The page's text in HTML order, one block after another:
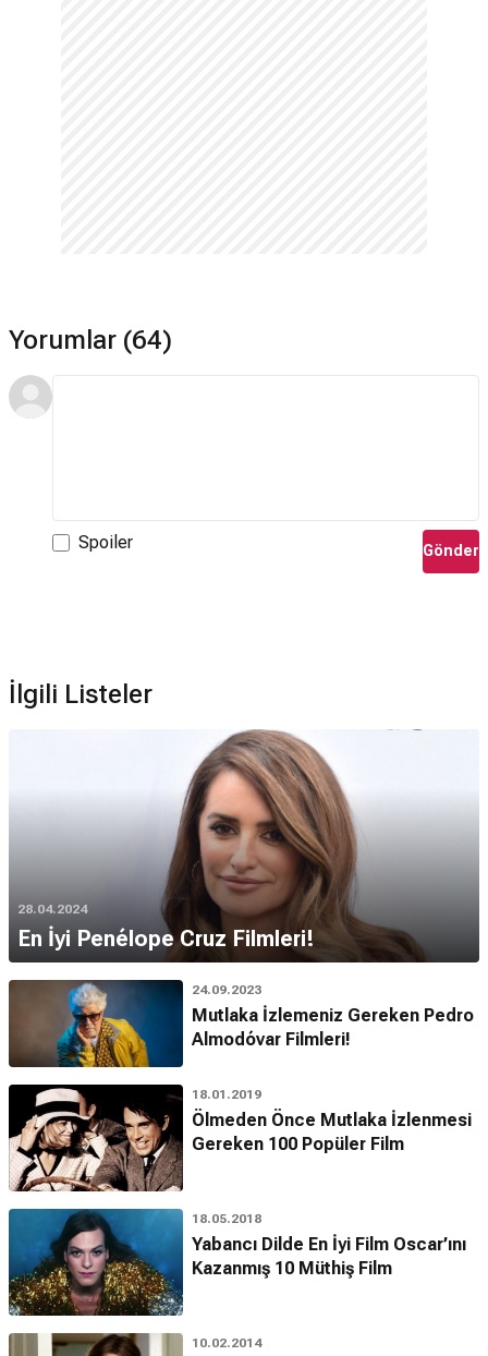
Yorumlar (64)
Spoiler Gönder
İlgili Listeler
28.04.2024
En İyi Penélope Cruz Filmleri!
24.09.2023
Mutlaka İzlemeniz Gereken Pedro
Almodóvar Filmleri!
18.01.2019
Ölmeden Önce Mutlaka İzlenmesi
Gereken 100 Popüler Film
18.05.2018
Yabancı Dilde En İyi Film Oscar’ını
Kazanmış 10 Müthiş Film
10.02.2014